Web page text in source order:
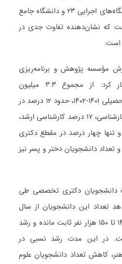
ملی مهارت ۲۴۵، سایر دستگاه‌های اجرایی ۲۳ و دانشگاه جامع
– کاربردی ۹۳۲۶ است که نشان‌دهنده تفاوت جدی در
است.
مؤسسه پژوهش و برنامه‌ریزی
آموزش عالی ایران اظهار کرد: از مجموع ۳.۳ میلیون
دانشجوی کشور در سال تحصیلی ۱۴۰۱-۱۴۰۲، حدود ۱۲ درصد در
مقطع کاردانی، ۶۴ درصد کارشناسی، ۱۷ درصد کارشناسی ارشد،
تنها چهار درصد در مقطع دکتری
دانشجویان دختر و پسر نیز
دانشجویان دکتری تخصصی طی
تعداد این دانشجویان از سال
۱۳۹۴ تا ۱۴۰۴ تقریباً بین ۱۴۰ تا ۱۵۰ هزار نفر ثابت مانده و رشد
در این مدت رشد نسبی در
کاهش تعداد دانشجویان علوم